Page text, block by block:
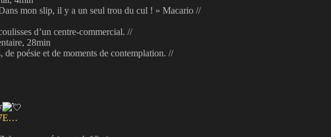
mon slip, il y a un seul trou du cul ! » Macario //
d’un centre-commercial. //
28min
poésie et de moments de contemplation. //